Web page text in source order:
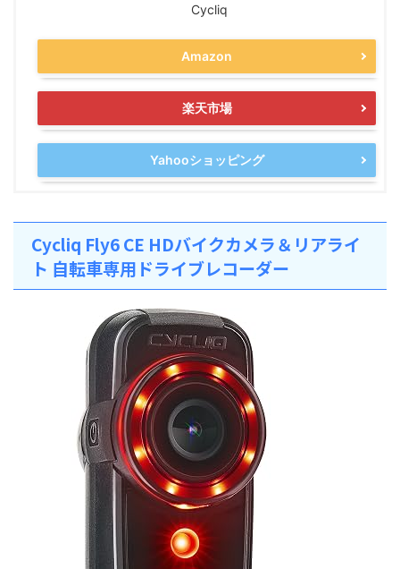
Cycliq
Amazon
楽天市場
Yahooショッピング
Cycliq Fly6 CE HDバイクカメラ＆リアライ
ト 自転車専用ドライブレコーダー